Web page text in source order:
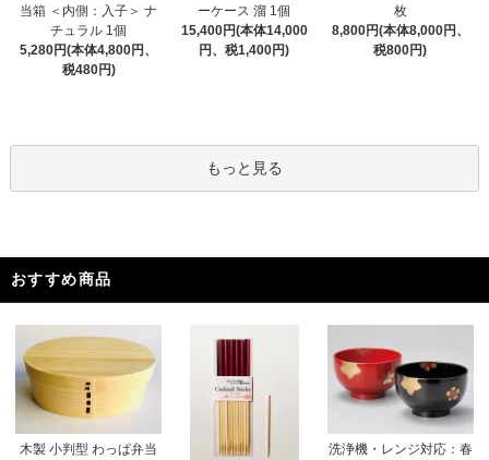
当箱 ＜内側：入子＞ ナ
チュラル 1個
5,280円(本体4,800円、
税480円)
ーケース 溜 1個
15,400円(本体14,000
円、税1,400円)
枚
8,800円(本体8,000円、
税800円)
もっと見る
おすすめ商品
木製 小判型 わっぱ弁当
洗浄機・レンジ対応：春